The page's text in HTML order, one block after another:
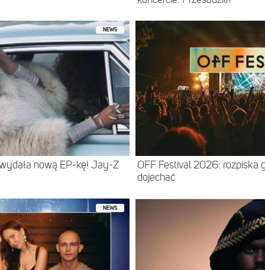
NEWS
nową EP-kę! Jay-Z
OFF Festival 2026: rozpiska
dojechać
NEWS